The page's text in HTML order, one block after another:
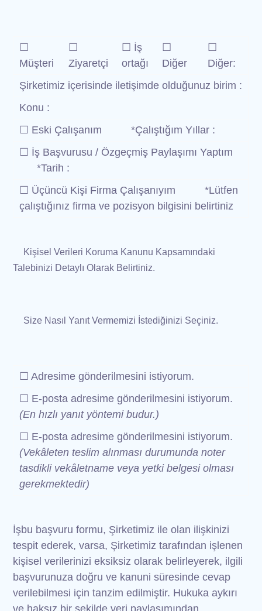
☐
Müşteri
☐
Ziyaretçi
☐ İş
ortağı
☐
Diğer
☐
Diğer:
Şirketimiz içerisinde iletişimde olduğunuz birim :
Konu :
☐ Eski Çalışanım *Çalıştığım Yıllar :
☐ İş Başvurusu / Özgeçmiş Paylaşımı Yaptım
*Tarih :
☐ Üçüncü Kişi Firma Çalışanıyım *Lütfen
çalıştığınız firma ve pozisyon bilgisini belirtiniz
Kişisel Verileri Koruma Kanunu Kapsamındaki
Talebinizi Detaylı Olarak Belirtiniz.
Size Nasıl Yanıt Vermemizi İstediğinizi Seçiniz.
☐ Adresime gönderilmesini istiyorum.
☐ E-posta adresime gönderilmesini istiyorum.
(En hızlı yanıt yöntemi budur.)
☐ E-posta adresime gönderilmesini istiyorum.
(Vekâleten teslim alınması durumunda noter
tasdikli vekâletname veya yetki belgesi olması
gerekmektedir)
İşbu başvuru formu, Şirketimiz ile olan ilişkinizi
tespit ederek, varsa, Şirketimiz tarafından işlenen
kişisel verilerinizi eksiksiz olarak belirleyerek, ilgili
başvurunuza doğru ve kanuni süresinde cevap
verilebilmesi için tanzim edilmiştir. Hukuka aykırı